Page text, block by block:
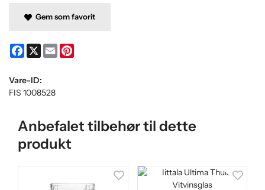
Gem som favorit
Facebook
X Email
Vare-ID:
FIS 1008528
Anbefalet tilbehør til dette
produkt